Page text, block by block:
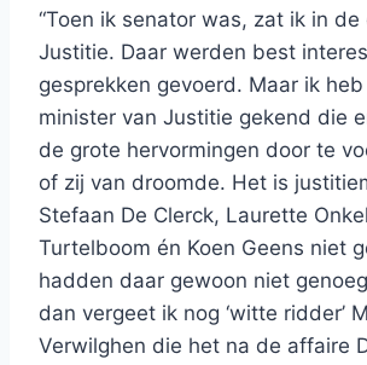
“Toen ik senator was, zat ik in de
Justitie. Daar werden best
gesprekken gevoerd. Maar ik
minister van Justitie gekend die
de grote hervormingen door te
of zij van droomde. Het is
Stefaan De Clerck, Laurette
Turtelboom én Koen Geens niet
hadden daar gewoon niet
dan vergeet ik nog ‘witte ridder’
Verwilghen die het na de affaire